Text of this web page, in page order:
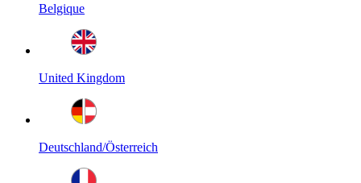
Belgique
United Kingdom
Deutschland/Österreich